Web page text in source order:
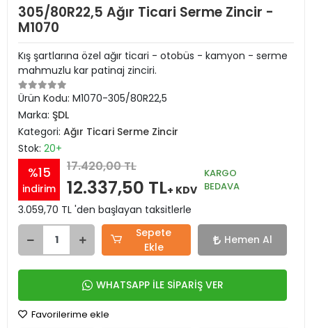
305/80R22,5 Ağır Ticari Serme Zincir -
M1070
Kış şartlarına özel ağır ticari - otobüs - kamyon - serme
mahmuzlu kar patinaj zinciri.
Ürün Kodu: M1070-305/80R22,5
Marka: ŞDL
Kategori: Ağır Ticari Serme Zincir
Stok: 20+
%15
indirim
17.420,00 TL
12.337,50 TL+ KDV
KARGO
BEDAVA
3.059,70 TL 'den başlayan taksitlerle
Sepete
Ekle
Hemen Al
WHATSAPP İLE SİPARİŞ VER
Favorilerime ekle